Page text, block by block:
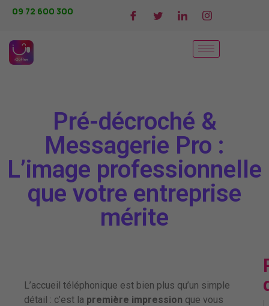
09 72 600 300
Pré-décroché &
Messagerie Pro :
L’image professionnelle
que votre entreprise
mérite
L’accueil téléphonique est bien plus qu’un simple
détail : c’est la première impression que vous